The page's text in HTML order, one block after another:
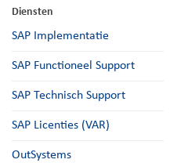
Diensten
SAP Implementatie
SAP Functioneel Support
SAP Technisch Support
SAP Licenties (VAR)
OutSystems